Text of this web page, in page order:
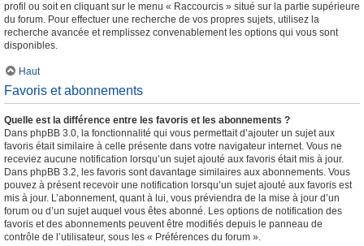
profil ou soit en cliquant sur le menu « Raccourcis » situé sur la partie supérieure
du forum. Pour effectuer une recherche de vos propres sujets, utilisez la
recherche avancée et remplissez convenablement les options qui vous sont
disponibles.
Haut
Favoris et abonnements
Quelle est la différence entre les favoris et les abonnements ?
Dans phpBB 3.0, la fonctionnalité qui vous permettait d’ajouter un sujet aux
favoris était similaire à celle présente dans votre navigateur internet. Vous ne
receviez aucune notification lorsqu’un sujet ajouté aux favoris était mis à jour.
Dans phpBB 3.2, les favoris sont davantage similaires aux abonnements. Vous
pouvez à présent recevoir une notification lorsqu’un sujet ajouté aux favoris est
mis à jour. L’abonnement, quant à lui, vous préviendra de la mise à jour d’un
forum ou d’un sujet auquel vous êtes abonné. Les options de notification des
favoris et des abonnements peuvent être modifiés depuis le panneau de
contrôle de l’utilisateur, sous les « Préférences du forum ».